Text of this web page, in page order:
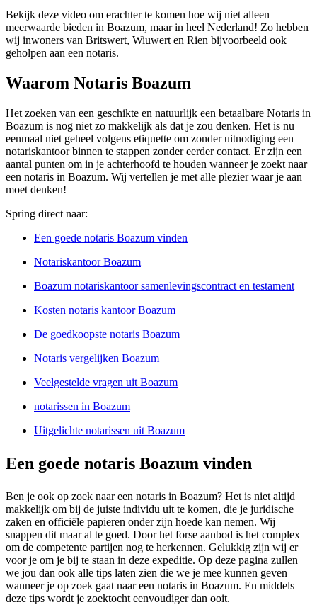
Bekijk deze video om erachter te komen hoe wij niet alleen
meerwaarde bieden in Boazum, maar in heel Nederland! Zo hebben
wij inwoners van Britswert, Wiuwert en Rien bijvoorbeeld ook
geholpen aan een notaris.
Waarom Notaris Boazum
Het zoeken van een geschikte en natuurlijk een betaalbare Notaris in
Boazum is nog niet zo makkelijk als dat je zou denken. Het is nu
eenmaal niet geheel volgens etiquette om zonder uitnodiging een
notariskantoor binnen te stappen zonder eerder contact. Er zijn een
aantal punten om in je achterhoofd te houden wanneer je zoekt naar
een notaris in Boazum. Wij vertellen je met alle plezier waar je aan
moet denken!
Spring direct naar:
Een goede notaris Boazum vinden
Notariskantoor Boazum
Boazum notariskantoor samenlevingscontract en testament
Kosten notaris kantoor Boazum
De goedkoopste notaris Boazum
Notaris vergelijken Boazum
Veelgestelde vragen uit Boazum
notarissen in Boazum
Uitgelichte notarissen uit Boazum
Een goede notaris Boazum vinden
Ben je ook op zoek naar een notaris in Boazum? Het is niet altijd
makkelijk om bij de juiste individu uit te komen, die je juridische
zaken en officiële papieren onder zijn hoede kan nemen. Wij
snappen dit maar al te goed. Door het forse aanbod is het complex
om de competente partijen nog te herkennen. Gelukkig zijn wij er
voor je om je bij te staan in deze expeditie. Op deze pagina zullen
we jou dan ook alle tips laten zien die we je mee kunnen geven
wanneer je op zoek gaat naar een notaris in Boazum. En middels
deze tips wordt je zoektocht eenvoudiger dan ooit.